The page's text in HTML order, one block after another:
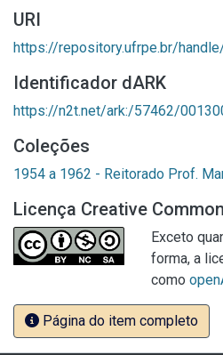
URI
https://repository.ufrpe.br/
Identificador dARK
https://n2t.net/ark:/57462/
Coleções
1954 a 1962 - Reitorado Prof.
Licença Creative
Exceto
forma, a
como
Página do item completo